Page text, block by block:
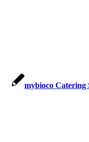
mybioco Catering